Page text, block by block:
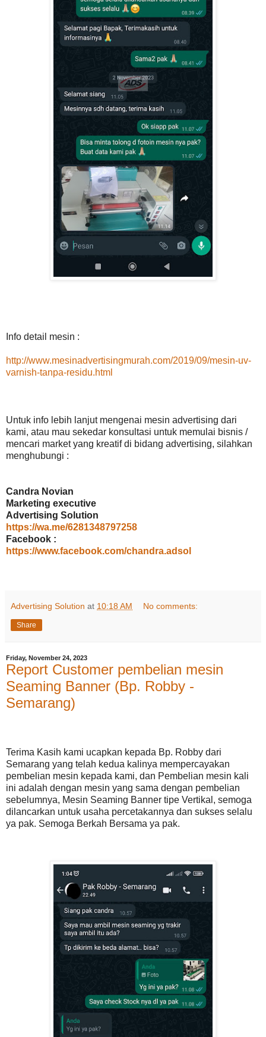
Info detail mesin :
http://www.mesinadvertisingmurah.com/2019/09/mesin-uv-
varnish-tanpa-residu.html
Untuk info lebih lanjut mengenai mesin advertising dari
kami, atau mau sekedar konsultasi untuk memulai bisnis /
mencari market yang kreatif di bidang advertising, silahkan
menghubungi :
Candra Novian
Marketing executive
Advertising Solution
https://wa.me/6281348797258
Facebook :
https://www.facebook.com/chandra.adsol
Advertising Solution at 10:18 AM No comments:
Share
Friday, November 24, 2023
Report Customer pembelian mesin
Seaming Banner (Bp. Robby -
Semarang)
Terima Kasih kami ucapkan kepada Bp. Robby dari
Semarang yang telah kedua kalinya mempercayakan
pembelian mesin kepada kami, dan Pembelian mesin kali
ini adalah dengan mesin yang sama dengan pembelian
sebelumnya, Mesin Seaming Banner tipe Vertikal, semoga
dilancarkan untuk usaha percetakannya dan sukses selalu
ya pak. Semoga Berkah Bersama ya pak.